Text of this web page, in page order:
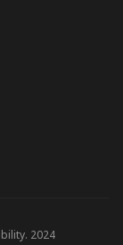
2024